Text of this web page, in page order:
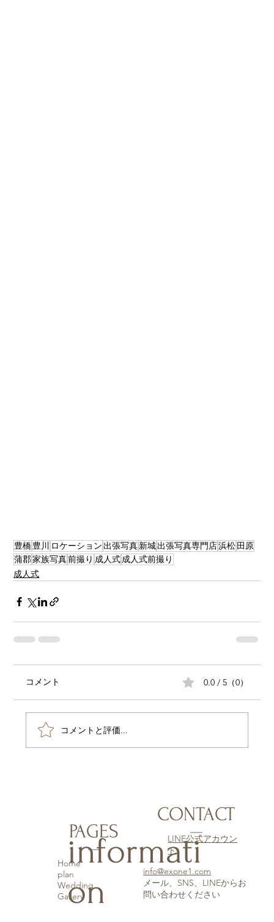
豊橋豊川 ロケーション出張写真新城出張写真専門店浜松田原
蒲郡家族写真前撮り 成人式成人式前撮り
成人式
コメント 0.0 / 5（0）
コメントと評価...
PAGES
Home
plan
Wedding
Gallery
CONTACT
LINE公式アカウン
ト
info@exone1.com
​メール、SNS、LINEからお
問い合わせください
informati
on